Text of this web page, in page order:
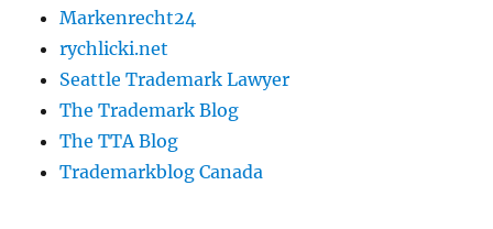
Markenrecht24
rychlicki.net
Seattle Trademark Lawyer
The Trademark Blog
The TTA Blog
Trademarkblog Canada